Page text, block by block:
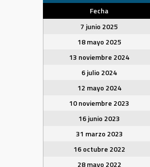
Fecha
7 junio 2025
18 mayo 2025
13 noviembre 2024
6 julio 2024
12 mayo 2024
10 noviembre 2023
16 junio 2023
31 marzo 2023
16 octubre 2022
28 mayo 2022